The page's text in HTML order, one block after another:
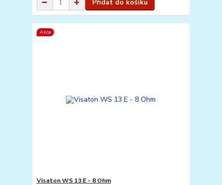
Přidat do košíku
Akce
Visaton WS 13 E - 8 Ohm